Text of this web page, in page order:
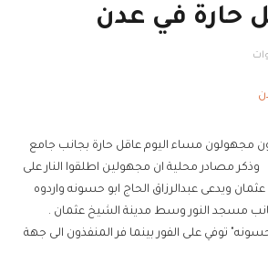
حارة في عدن
مجهولون مساء اليوم عاقل حارة بجانب جامع
وذكر مصادر محلية ان مجهولين اطلقوا النار على
ويدعى عبدالرزاق الحاج ابو حسونه واردوه
مسجد النور وسط مدينة الشيخ عثمان .
توفي على الفور بينما فر المنفذون الى جهة